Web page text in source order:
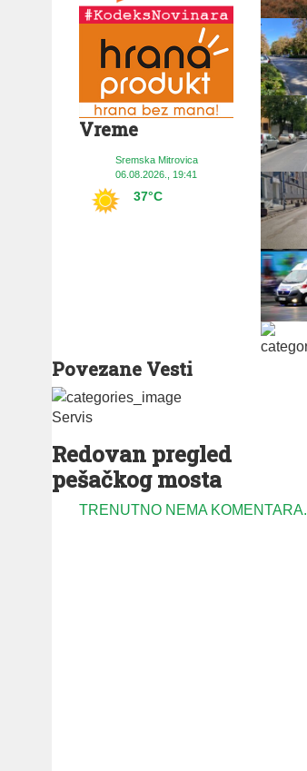
Vreme
Sremska Mitrovica
06.08.2026., 19:41
37°C
Povezane Vesti
Servis
Redovan pregled
pešačkog mosta
TRENUTNO NEMA KOMENTARA.